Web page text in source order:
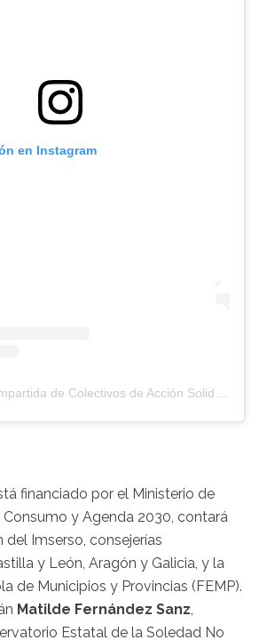
en Instagram
financiado por el Ministerio de
Consumo y Agenda 2030, contará
Imserso, consejerías
y León, Aragón y Galicia, y la
de Municipios y Provincias (FEMP).
Matilde Fernández Sanz
Estatal de la Soledad No